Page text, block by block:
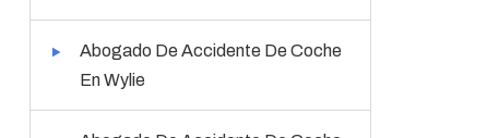
Abogado De Accidente De Coche
En Wylie